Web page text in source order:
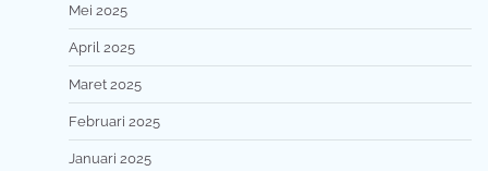
Mei 2025
April 2025
Maret 2025
Februari 2025
Januari 2025